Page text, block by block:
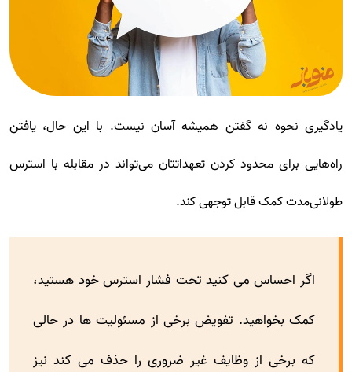
یادگیری نحوه نه گفتن همیشه آسان نیست. با این حال، یافتن
راه‌هایی برای محدود کردن تعهداتتان می‌تواند در مقابله با استرس
طولانی‌مدت کمک قابل توجهی کند.
اگر احساس می کنید تحت فشار استرس خود هستید،
کمک بخواهید. تفویض برخی از مسئولیت ها در حالی
که برخی از وظایف غیر ضروری را حذف می کند نیز